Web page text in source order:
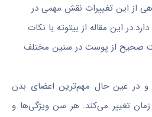
از این تغییرات نقش مهمی در
این مقاله از بیتوته با نکات
صحیح از پوست در سنین مختلف
در عین حال مهم‌ترین اعضای بدن
تغییر می‌کند. هر سن ویژگی‌ها و